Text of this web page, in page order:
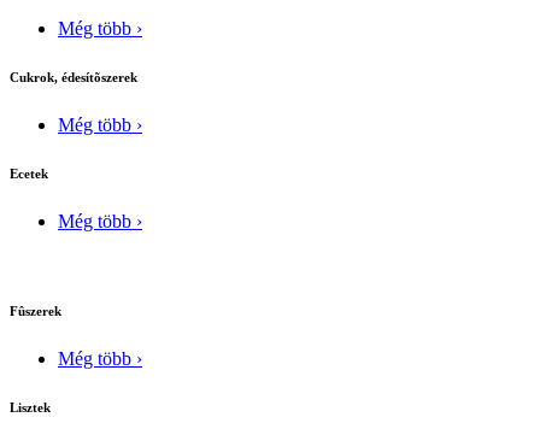
Még több ›
Cukrok, édesítõszerek
Még több ›
Ecetek
Még több ›
Fûszerek
Még több ›
Lisztek